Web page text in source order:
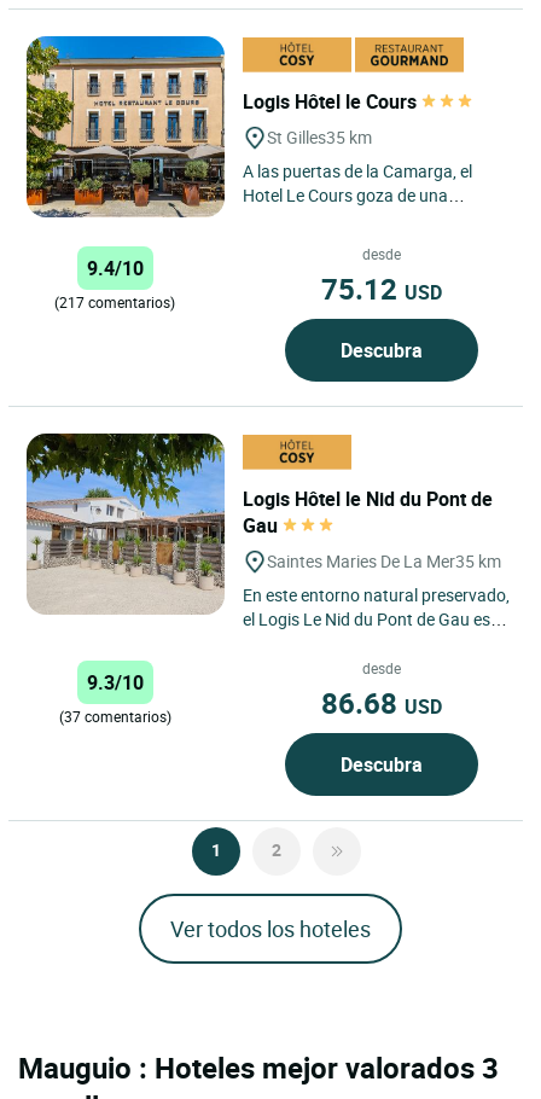
Logis Hôtel le Cours
St Gilles35 km
A las puertas de la Camarga, el
Hotel Le Cours goza de una
de Arles, famosa por sus...
9.4/10
(217 comentarios)
desde
75.12 USD
Descubra
Logis Hôtel le Nid du Pont de
Gau
Saintes Maries De La Mer35 km
En este entorno natural preservado,
el Logis Le Nid du Pont de Gau es
Camarga. Situado a...
9.3/10
(37 comentarios)
desde
86.68 USD
Descubra
1 2
Ver todos los hoteles
Mauguio : Hoteles mejor valorados 3